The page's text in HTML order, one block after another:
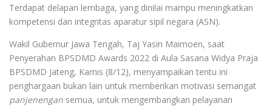
Terdapat delapan lembaga, yang dinilai mampu meningkatkan
kompetensi dan integritas aparatur sipil negara (ASN).
Wakil Gubernur Jawa Tengah, Taj Yasin Maimoen, saat
Penyerahan BPSDMD Awards 2022 di Aula Sasana Widya Praja
BPSDMD Jateng, Kamis (8/12), menyampaikan tentu ini
penghargaan bukan lain untuk memberikan motivasi semangat
panjenengan semua, untuk mengembangkan pelayanan